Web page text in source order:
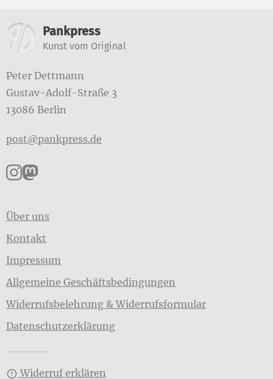
Weitere Informationen
Pankpress
Kunst vom Original
Peter Dettmann
Gustav-Adolf-Straße 3
13086 Berlin
post@pankpress.de
Pankpress auf Instagram
Pankpress auf Mastodon
Über uns
Kontakt
Impressum
Allgemeine Geschäftsbedingungen
Widerrufsbelehrung & Widerrufsformular
Datenschutzerklärung
Widerruf erklären